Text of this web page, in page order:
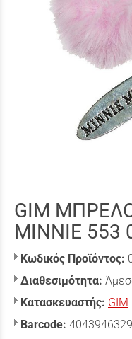
GIM
MINNIE 553
Κωδικός Προϊόντος:
Διαθεσιμότητα:
Κατασκευαστής: GIM
Barcode: